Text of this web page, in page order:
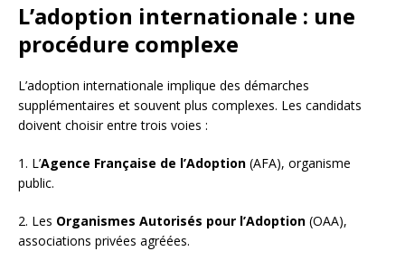
L’adoption internationale : une
procédure complexe
L’adoption internationale implique des démarches
supplémentaires et souvent plus complexes. Les candidats
doivent choisir entre trois voies :
1. L’Agence Française de l’Adoption (AFA), organisme
public.
2. Les Organismes Autorisés pour l’Adoption (OAA),
associations privées agréées.